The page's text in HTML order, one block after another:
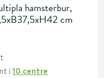
hamsterbur,
cm
i10 centre